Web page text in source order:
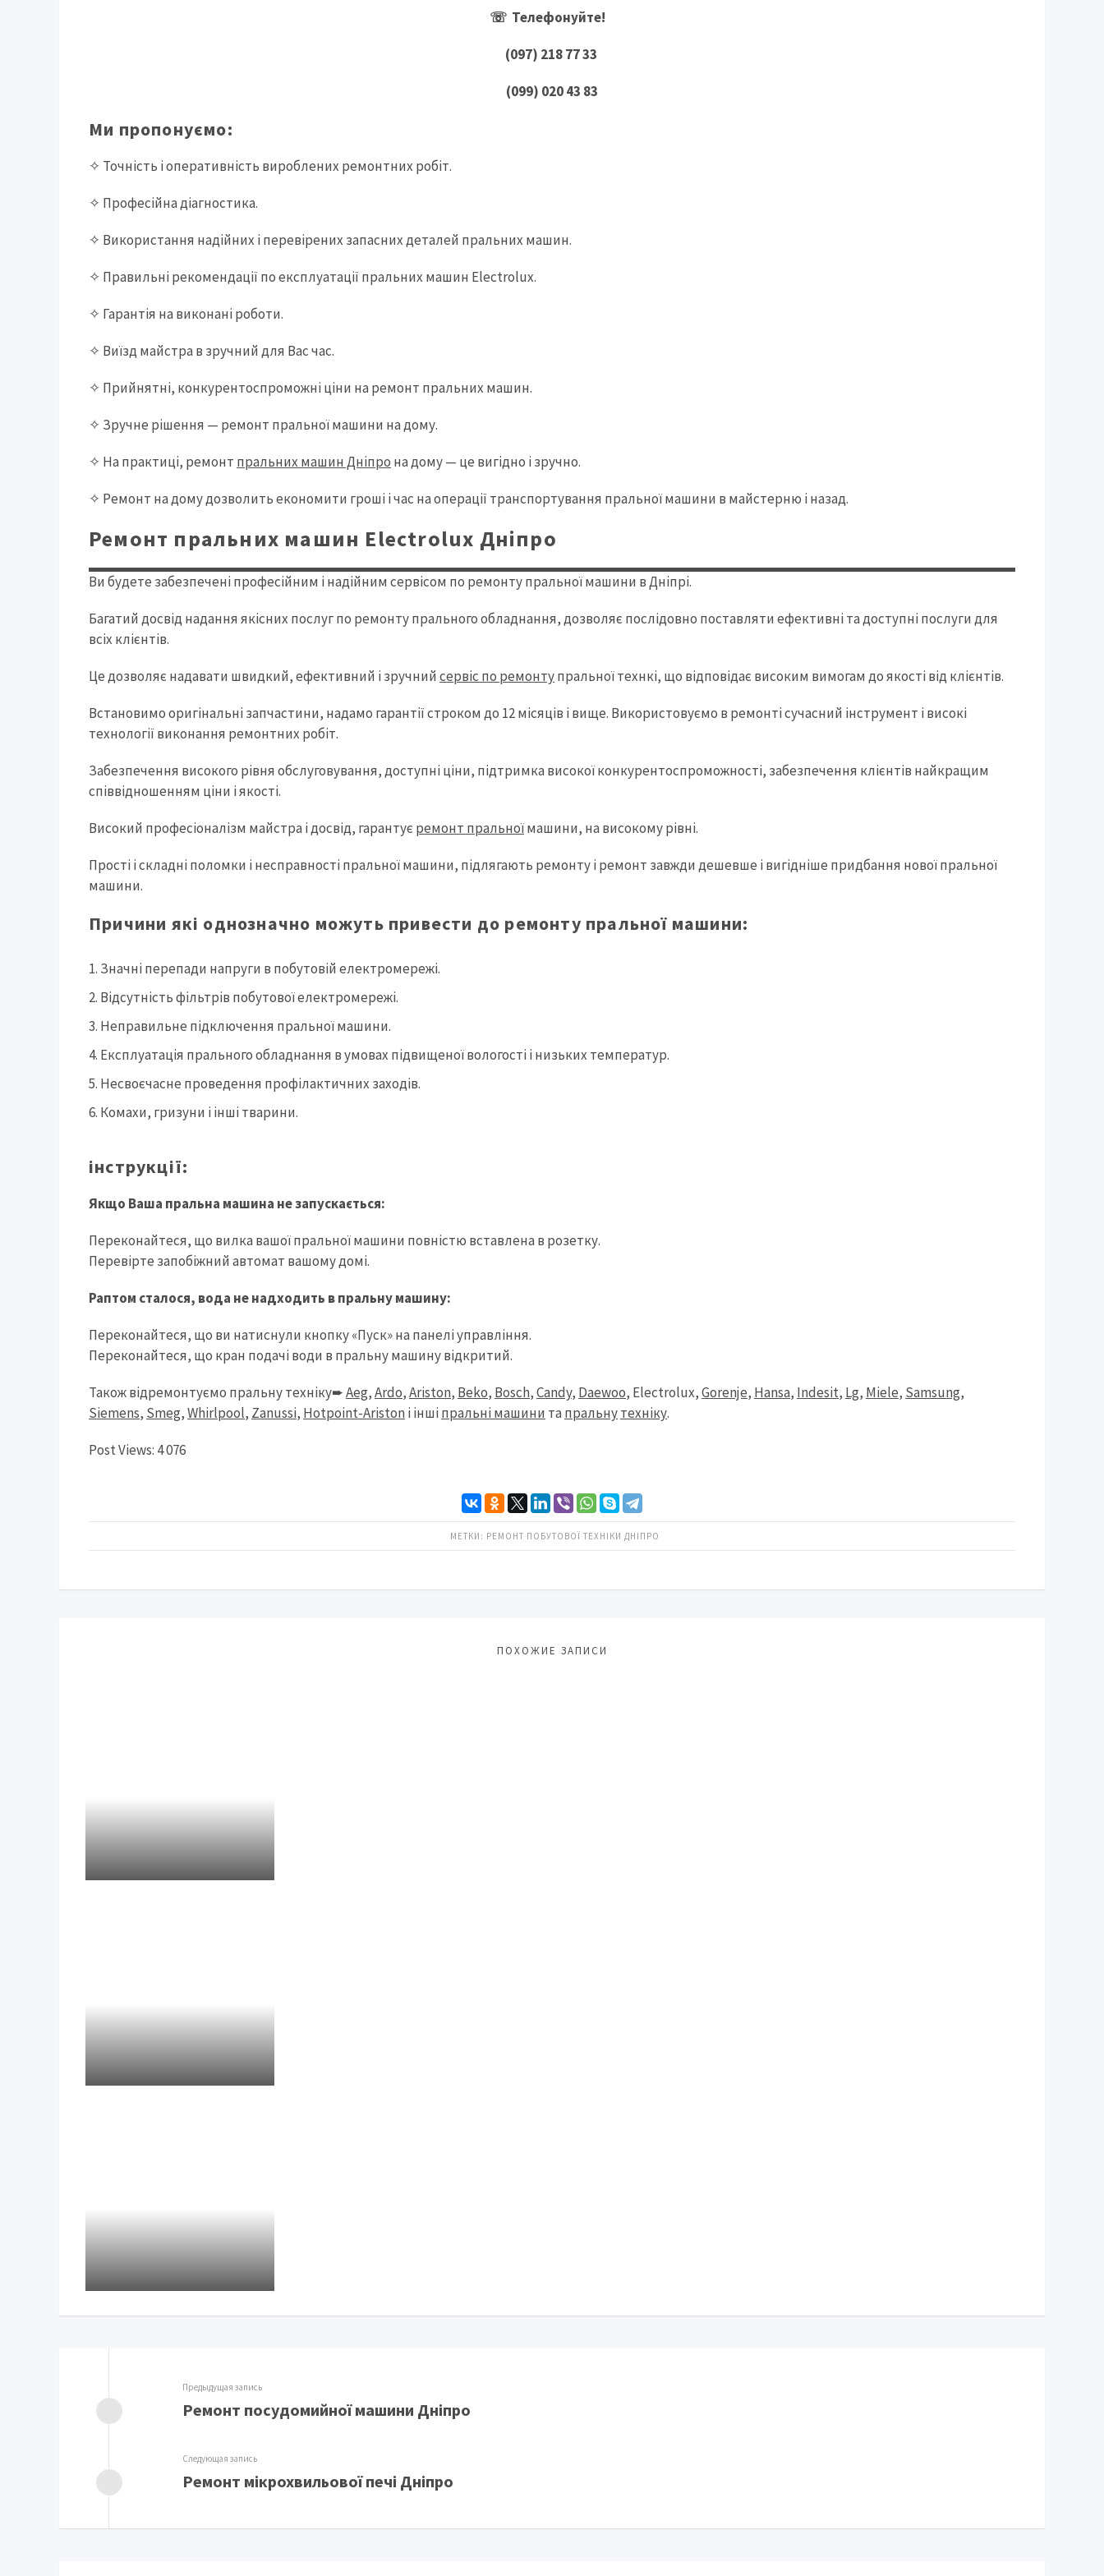
☏ Телефонуйте!
(097) 218 77 33
(099) 020 43 83
Ми пропонуємо:
✧ Точність і оперативність вироблених ремонтних робіт.
✧ Професійна діагностика.
✧ Використання надійних і перевірених запасних деталей пральних машин.
✧ Правильні рекомендації по експлуатації пральних машин Electrolux.
✧ Гарантія на виконані роботи.
✧ Виїзд майстра в зручний для Вас час.
✧ Прийнятні, конкурентоспроможні ціни на ремонт пральних машин.
✧ Зручне рішення — ремонт пральної машини на дому.
✧ На практиці, ремонт пральних машин Дніпро на дому — це вигідно і зручно.
✧ Ремонт на дому дозволить економити гроші і час на операції транспортування пральної машини в майстерню і назад.
Ремонт пральних машин Electrolux Дніпро
Ви будете забезпечені професійним і надійним сервісом по ремонту пральної машини в Дніпрі.
Багатий досвід надання якісних послуг по ремонту прального обладнання, дозволяє послідовно поставляти ефективні та доступні послуги для
всіх клієнтів.
Це дозволяє надавати швидкий, ефективний і зручний сервіс по ремонтупральної технкі, що відповідає високим вимогам до якості від клієнтів.
Встановимо оригінальні запчастини, надамо гарантії строком до 12 місяців і вище. Використовуємо в ремонті сучасний інструмент і високі
технології виконання ремонтних робіт.
Забезпечення високого рівня обслуговування, доступні ціни, підтримка високої конкурентоспроможності, забезпечення клієнтів найкращим
співвідношенням ціни і якості.
Високий професіоналізм майстра і досвід, гарантує ремонт пральноїмашини, на високому рівні.
Прості і складні поломки і несправності пральної машини, підлягають ремонту і ремонт завжди дешевше і вигідніше придбання нової пральної
машини.
Причини які однозначно можуть привести до ремонту пральної машини:
Значні перепади напруги в побутовій електромережі.
Відсутність фільтрів побутової електромережі.
Неправильне підключення пральної машини.
Експлуатація прального обладнання в умовах підвищеної вологості і низьких температур.
Несвоєчасне проведення профілактичних заходів.
Комахи, гризуни і інші тварини.
інструкції:
Якщо Ваша пральна машина не запускається:
Переконайтеся, що вилка вашої пральної машини повністю вставлена ​​в розетку.
Перевірте запобіжний автомат вашому домі.
Раптом сталося, вода не надходить в пральну машину:
Переконайтеся, що ви натиснули кнопку «Пуск» на панелі управління.
Переконайтеся, що кран подачі води в пральну машину відкритий.
Також відремонтуємо пральну техніку➨Aeg,Ardo,Ariston, Beko, Bosch,Candy, Daewoo, Electrolux,Gorenje, Hansa, Indesit, Lg, Miele, Samsung,
Siemens, Smeg,Whirlpool, Zanussi, Hotpoint-Ariston і інші пральні машини та пральнутехніку.
Post Views: 4 076
МЕТКИ: РЕМОНТ ПОБУТОВОЇ ТЕХНІКИ ДНІПРО
ПОХОЖИЕ ЗАПИСИ
Предыдущая запись
Ремонт посудомийної машини Дніпро
Следующая запись
Ремонт мікрохвильової печі Дніпро